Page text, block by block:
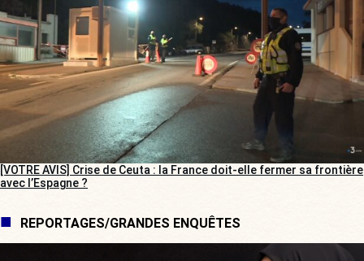
[VOTRE AVIS] Crise de Ceuta : la France doit-elle fermer sa frontière
avec l’Espagne ?
REPORTAGES/GRANDES ENQUÊTES